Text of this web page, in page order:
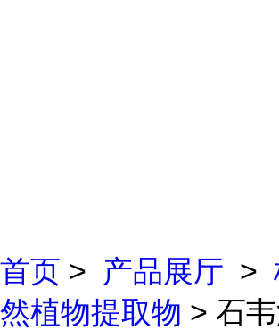
首页 > 产品展厅 >
然植物提取物 > 石